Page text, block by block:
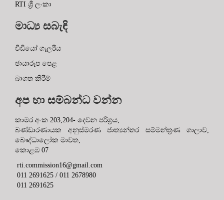
RTI ශ්‍රී ලංකා
මාධ්‍ය සබැඳි
වීඩියෝ ගැලරිය
ඡායාරූප පෙළ
බාගත කිරීම්
අප හා සම්බන්ධ වන්න
කාමර අංක 203,204- දෙවන පරිශ්‍රය,
බණ්ඩාරණායක අනුස්මරණ ජාත්‍යන්තර සම්මන්ත්‍රණ ශාලාව,
බෞද්ධාලෝක මාවත,
කොළඹ 07
rti.commission16@gmail.com
011 2691625 / 011 2678980
011 2691625